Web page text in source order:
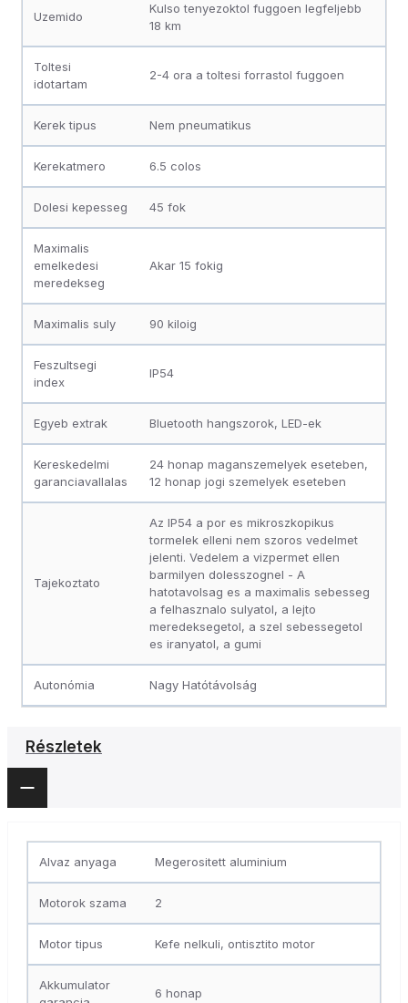
Uzemido
Kulso tenyezoktol fuggoen legfeljebb
18 km
Toltesi
idotartam
2-4 ora a toltesi forrastol fuggoen
Kerek tipus Nem pneumatikus
Kerekatmero 6.5 colos
Dolesi kepesseg 45 fok
Maximalis
emelkedesi
meredekseg
Akar 15 fokig
Maximalis suly 90 kiloig
Feszultsegi
index
IP54
Egyeb extrak Bluetooth hangszorok, LED-ek
Kereskedelmi
garanciavallalas
24 honap maganszemelyek eseteben,
12 honap jogi szemelyek eseteben
Tajekoztato
Az IP54 a por es mikroszkopikus
tormelek elleni nem szoros vedelmet
jelenti. Vedelem a vizpermet ellen
barmilyen dolesszognel - A
hatotavolsag es a maximalis sebesseg
a felhasznalo sulyatol, a lejto
meredeksegetol, a szel sebessegetol
es iranyatol, a gumi
Autonómia Nagy Hatótávolság
Részletek
Alvaz anyaga Megerositett aluminium
Motorok szama 2
Motor tipus Kefe nelkuli, ontisztito motor
Akkumulator
6 honap